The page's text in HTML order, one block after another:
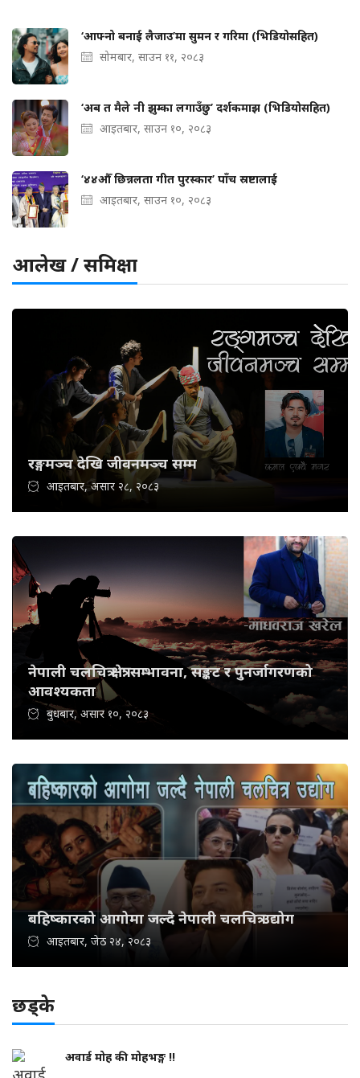
‘आफ्नो बनाई लैजाउ’मा सुमन र गरिमा (भिडियोसहित)
सोमबार, साउन ११, २०८३
‘अब त मैले नी झुम्का लगाउँछु’ दर्शकमाझ (भिडियोसहित)
आइतबार, साउन १०, २०८३
‘४४औँ छिन्नलता गीत पुरस्कार’ पाँच स्रष्टालाई
आइतबार, साउन १०, २०८३
आलेख / समिक्षा
रङ्गमञ्च देखि जीवनमञ्च सम्म
आइतबार, असार २८, २०८३
नेपाली चलचित्र क्षेत्र: सम्भावना, सङ्कट र पुनर्जागरणको
आवश्यकता
बुधबार, असार १०, २०८३
बहिष्कारको आगोमा जल्दै नेपाली चलचित्र उद्योग
आइतबार, जेठ २४, २०८३
छड्के
अवार्ड मोह की मोहभङ्ग !!